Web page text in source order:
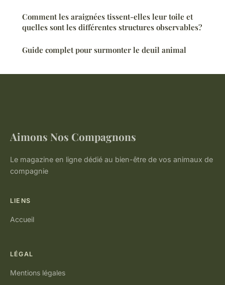
Comment les araignées tissent-elles leur toile et
quelles sont les différentes structures observables?
Guide complet pour surmonter le deuil animal
Aimons Nos Compagnons
Le magazine en ligne dédié au bien-être de vos animaux de
compagnie
LIENS
Accueil
LÉGAL
Mentions légales